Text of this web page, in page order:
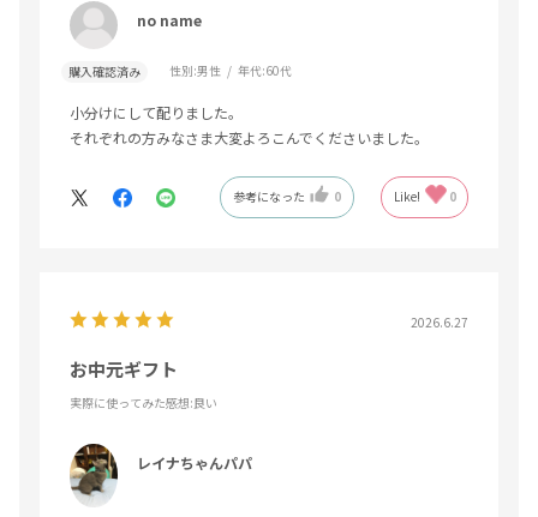
no name
購入確認済み 性別:男性 年代:60代
小分けにして配りました。
それぞれの方みなさま大変よろこんでくださいました。
参考になった 0 Like! 0
2026.6.27
お中元ギフト
実際に使ってみた感想:良い
レイナちゃんパパ